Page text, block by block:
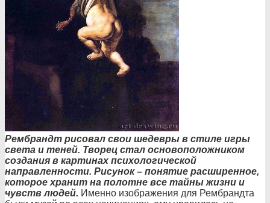
Рембрандт рисовал свои шедевры в стиле игры
света и теней. Творец стал основоположником
создания в картинах психологической
направленности. Рисунок – понятие расширенное,
которое хранит на полотне все тайны жизни и
чувств людей. Именно изображения для Рембрандта